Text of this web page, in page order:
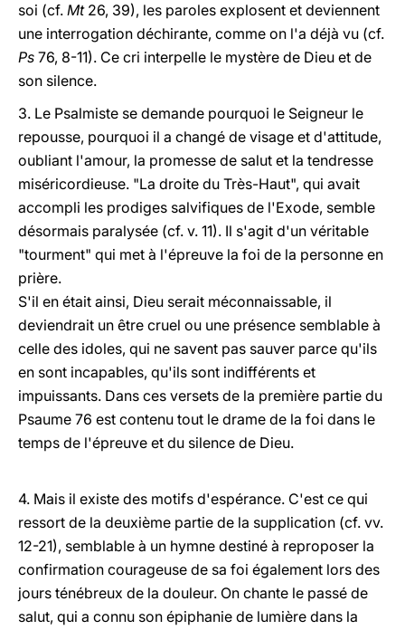
soi (cf. Mt26, 39), les paroles explosent et deviennent
une interrogation déchirante, comme on l'a déjà vu (cf.
Ps 76, 8-11). Ce cri interpelle le mystère de Dieu et de
son silence.
3. Le Psalmiste se demande pourquoi le Seigneur le
repousse, pourquoi il a changé de visage et d'attitude,
oubliant l'amour, la promesse de salut et la tendresse
miséricordieuse. "La droite du Très-Haut", qui avait
accompli les prodiges salvifiques de l'Exode, semble
désormais paralysée (cf. v. 11). Il s'agit d'un véritable
"tourment" qui met à l'épreuve la foi de la personne en
prière.
S'il en était ainsi, Dieu serait méconnaissable, il
deviendrait un être cruel ou une présence semblable à
celle des idoles, qui ne savent pas sauver parce qu'ils
en sont incapables, qu'ils sont indifférents et
impuissants. Dans ces versets de la première partie du
Psaume 76 est contenu tout le drame de la foi dans le
temps de l'épreuve et du silence de Dieu.
4. Mais il existe des motifs d'espérance. C'est ce qui
ressort de la deuxième partie de la supplication (cf. vv.
12-21), semblable à un hymne destiné à reproposer la
confirmation courageuse de sa foi également lors des
jours ténébreux de la douleur. On chante le passé de
salut, qui a connu son épiphanie de lumière dans la